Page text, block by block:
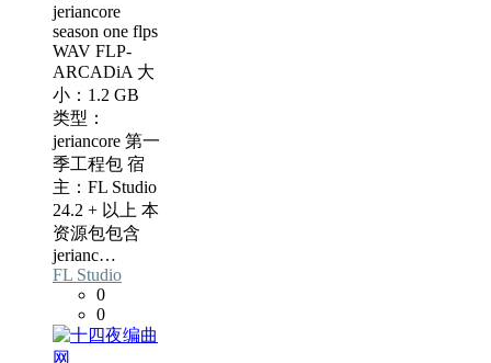
jeriancore
season one flps
WAV FLP-
ARCADiA 大
小：1.2 GB
类型：
jeriancore 第一
季工程包 宿
主：FL Studio
24.2 + 以上 本
资源包包含
jerianc…
FL Studio
0
0